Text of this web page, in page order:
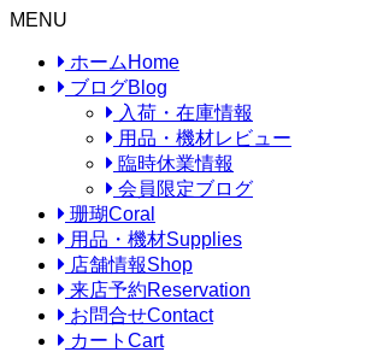
MENU
ホーム Home
ブログBlog
入荷・在庫情報
用品・機材レビュー
臨時休業情報
会員限定ブログ
珊瑚Coral
用品・機材Supplies
店舗情報Shop
来店予約Reservation
お問合せContact
カート Cart